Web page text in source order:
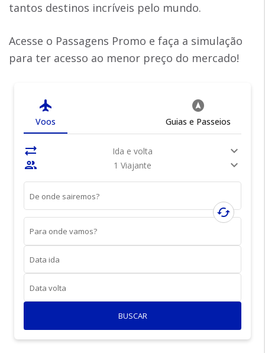
tantos destinos incríveis pelo mundo.
Acesse o Passagens Promo e faça a simulação
para ter acesso ao menor preço do mercado!
flight
Voos
assistant_navigation
Guias e Passeios
sync_alt Ida e volta
expand_more
people
1 Viajante expand_more
De onde sairemos?
cached
Para onde vamos?
Data ida
Data volta
BUSCAR